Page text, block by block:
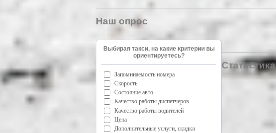
Наш опрос
Выбирая такси, на какие критерии вы
ориентируетесь?
Запоминаемость номера
Скорость
Состояние авто
Качество работы диспетчеров
Качество работы водителей
Цена
Дополнительные услуги, скидки
Статистика